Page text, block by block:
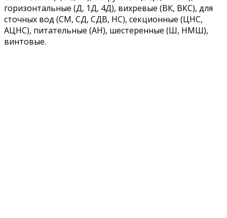
горизонтальные (Д, 1Д, 4Д), вихревые (ВК, ВКС), для
сточных вод (СМ, СД, СДВ, НС), секционные (ЦНС,
АЦНС), питательные (АН), шестеренные (Ш, НМШ),
винтовые.